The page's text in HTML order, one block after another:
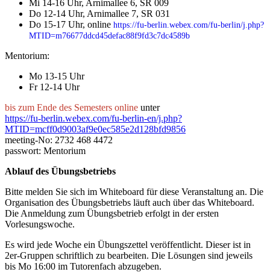
Mi 14-16 Uhr, Arnimallee 6, SR 009
Do 12-14 Uhr, Arnimallee 7, SR 031
Do 15-17 Uhr, online https://fu-berlin.webex.com/fu-berlin/j.php?
MTID=m76677ddcd45defac88f9fd3c7dc4589b
Mentorium:
Mo 13-15 Uhr
Fr 12-14 Uhr
bis zum Ende des Semesters online unter
https://fu-berlin.webex.com/fu-berlin-en/j.php?
MTID=mcff0d9003af9e0ec585e2d128bfd9856
meeting-No: 2732 468 4472
passwort: Mentorium
Ablauf des Übungsbetriebs
Bitte melden Sie sich im Whiteboard für diese Veranstaltung an. Die
Organisation des Übungsbetriebs läuft auch über das Whiteboard.
Die Anmeldung zum Übungsbetrieb erfolgt in der ersten
Vorlesungswoche.
Es wird jede Woche ein Übungszettel veröffentlicht. Dieser ist in
2er-Gruppen schriftlich zu bearbeiten. Die Lösungen sind jeweils
bis Mo 16:00 im Tutorenfach abzugeben.